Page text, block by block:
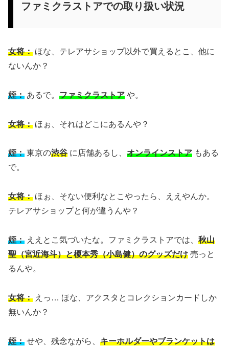
ファミクラストアでの取り扱い状況
女将： ほな、テレアサショップ以外で買えるとこ、他に
ないんか？
姪： あるで。 ファミクラストア や。
女将： ほぉ、それはどこにあるんや？
姪： 東京の渋谷 に店舗あるし、 オンラインストア もある
で。
女将： ほぉ、そない便利なとこやったら、ええやんか。
テレアサショップと何が違うんや？
姪： ええとこ気づいたな。ファミクラストアでは、 秋山
聖（宮近海斗）と榎本秀（小島健）のグッズだけ 売っと
るんや。
女将： えっ… ほな、アクスタとコレクションカードしか
無いんか？
姪： せや、残念ながら、 キーホルダーやブランケットは